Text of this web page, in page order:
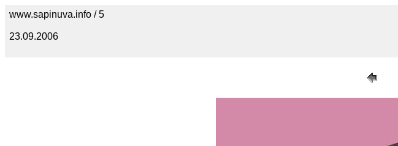
www.sapinuva.info / 5
23.09.2006